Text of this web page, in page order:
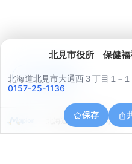
北見市役所 保健福
北海道北見市大通西３丁目１−１
0157-25-1136
保存
北海道北見市朝日町
アプリで見る